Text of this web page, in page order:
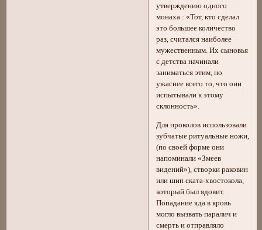
утверждению одного
монаха : «Тот, кто сделал
это большее количество
раз, считался наиболее
мужественным. Их сыновья
с детства начинали
заниматься этим, но
ужаснее всего то, что они
испытывали к этому
склонность».
Для проколов использовали
зубчатые ритуальные ножи,
(по своей форме они
напоминали «Змеев
видений»), створки раковин
или шип ската-хвостокола,
который был ядовит.
Попадание яда в кровь
могло вызвать паралич и
смерть и отправляло